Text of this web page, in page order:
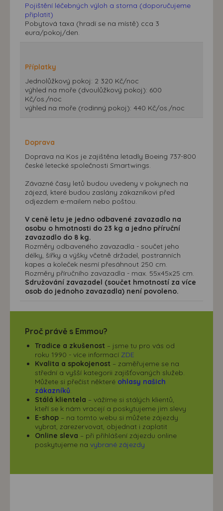
Pojištění léčebných výloh a storna (doporučujeme
připlatit)
Pobytová taxa (hradí se na místě) cca 3
eura/pokoj/den.
Příplatky
Jednolůžkový pokoj: 2 320 Kč/noc
výhled na moře (dvoulůžkový pokoj): 600
Kč/os./noc
výhled na moře (rodinný pokoj): 440 Kč/os./noc
Doprava
Doprava na Kos je zajištěna letadly Boeing 737-800
české letecké společnosti Smartwings.
Závazné časy letů budou uvedeny v pokynech na
zájezd, které budou zaslány zákazníkovi před
odjezdem e-mailem nebo poštou.
V ceně letu je jedno odbavené zavazadlo na
osobu o hmotnosti do 23 kg a jedno příruční
zavazadlo do 8 kg.
Rozměry odbaveného zavazadla - součet jeho
délky, šířky a výšky včetně držadel, postranních
kapes a koleček nesmí přesáhnout 250 cm.
Rozměry příručního zavazadla - max. 55x45x25 cm.
Sdružování zavazadel (součet hmotností za více
osob do jednoho zavazadla) není povoleno.
Proč právě s Emmou?
Tradice a zkušenost – jsme tu pro vás od
roku 1990 - více informací ZDE
Kvalita a spokojenost – zaměřujeme se na
střední a vyšší kategorii zajišťovaných služeb.
Můžete si přečíst některé ohlasy našich
zákazníků.
Stálá klientela – vážíme si stálých klientů,
kteří se k nám vracejí a poskytujeme jim slevy
E-shop – na tomto webu si můžete zájezdy
vybrat, zarezervovat, objednat i zaplatit
Online sleva – při přihlášení zájezdu online
poskytujeme na vybrané zájezdy